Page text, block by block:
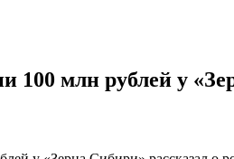
100 млн рублей у